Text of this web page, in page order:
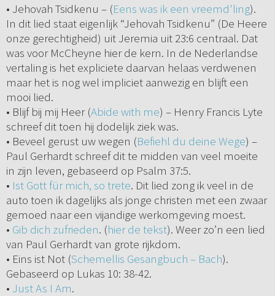
• Jehovah Tsidkenu – (Eens was ik een vreemd'ling).
In dit lied staat eigenlijk “Jehovah Tsidkenu” (De Heere
onze gerechtigheid) uit Jeremia uit 23:6 centraal. Dat
was voor McCheyne hier de kern. In de Nederlandse
vertaling is het expliciete daarvan helaas verdwenen
maar het is nog wel impliciet aanwezig en blijft een
mooi lied.
• Blijf bij mij Heer (Abide with me) – Henry Francis Lyte
schreef dit toen hij dodelijk ziek was.
• Beveel gerust uw wegen (Befiehl du deine Wege) –
Paul Gerhardt schreef dit te midden van veel moeite
in zijn leven, gebaseerd op Psalm 37:5.
• Ist Gott für mich, so trete. Dit lied zong ik veel in de
auto toen ik dagelijks als jonge christen met een zwaar
gemoed naar een vijandige werkomgeving moest.
• Gib dich zufrieden. (hier de tekst). Weer zo’n een lied
van Paul Gerhardt van grote rijkdom.
• Eins ist Not (Schemellis Gesangbuch – Bach).
Gebaseerd op Lukas 10: 38-42.
• Just As I Am.